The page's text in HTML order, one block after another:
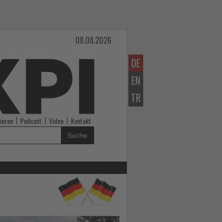
DE
EN
TR
08.08.2026
Podcast Video Kontakt
Suche
Lesen